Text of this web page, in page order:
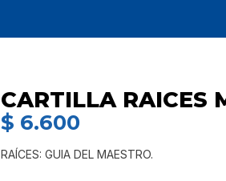
CARTILLA RAICES
$ 6.600
RAÍCES: GUIA DEL MAESTRO.